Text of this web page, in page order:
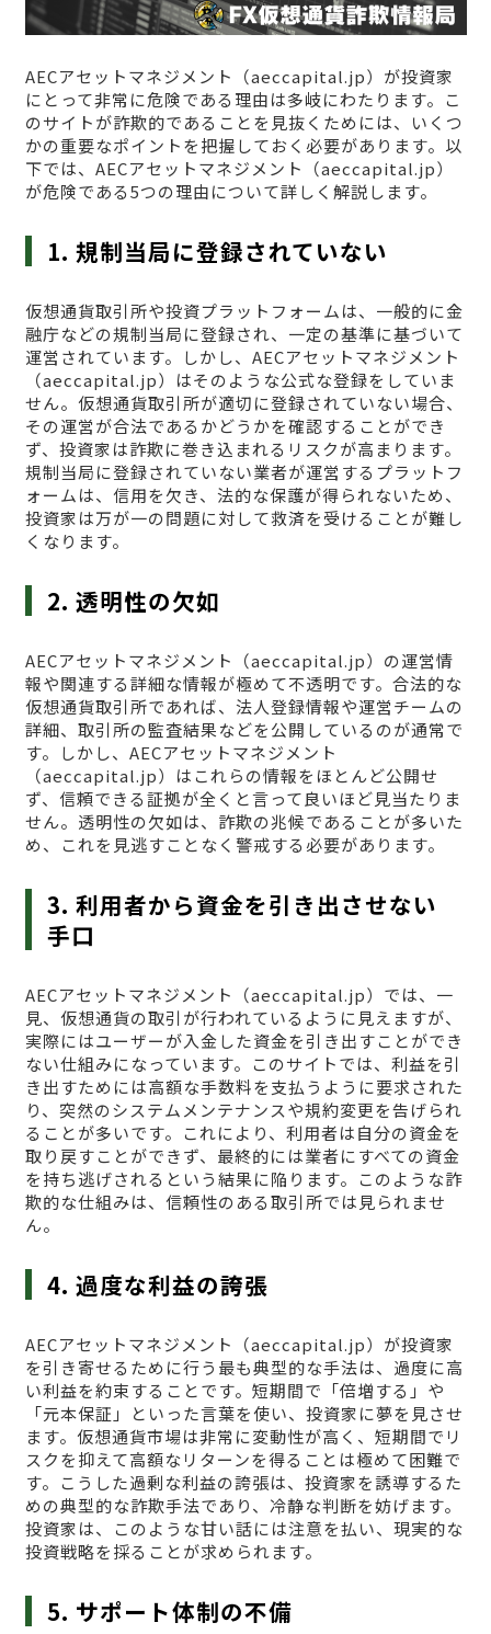
AECアセットマネジメント（aeccapital.jp）が投資家
にとって非常に危険である理由は多岐にわたります。こ
のサイトが詐欺的であることを見抜くためには、いくつ
かの重要なポイントを把握しておく必要があります。以
下では、AECアセットマネジメント（aeccapital.jp）
が危険である5つの理由について詳しく解説します。
1. 規制当局に登録されていない
仮想通貨取引所や投資プラットフォームは、一般的に金
融庁などの規制当局に登録され、一定の基準に基づいて
運営されています。しかし、AECアセットマネジメント
（aeccapital.jp）はそのような公式な登録をしていま
せん。仮想通貨取引所が適切に登録されていない場合、
その運営が合法であるかどうかを確認することができ
ず、投資家は詐欺に巻き込まれるリスクが高まります。
規制当局に登録されていない業者が運営するプラットフ
ォームは、信用を欠き、法的な保護が得られないため、
投資家は万が一の問題に対して救済を受けることが難し
くなります。
2. 透明性の欠如
AECアセットマネジメント（aeccapital.jp）の運営情
報や関連する詳細な情報が極めて不透明です。合法的な
仮想通貨取引所であれば、法人登録情報や運営チームの
詳細、取引所の監査結果などを公開しているのが通常で
す。しかし、AECアセットマネジメント
（aeccapital.jp）はこれらの情報をほとんど公開せ
ず、信頼できる証拠が全くと言って良いほど見当たりま
せん。透明性の欠如は、詐欺の兆候であることが多いた
め、これを見逃すことなく警戒する必要があります。
3. 利用者から資金を引き出させない
手口
AECアセットマネジメント（aeccapital.jp）では、一
見、仮想通貨の取引が行われているように見えますが、
実際にはユーザーが入金した資金を引き出すことができ
ない仕組みになっています。このサイトでは、利益を引
き出すためには高額な手数料を支払うように要求された
り、突然のシステムメンテナンスや規約変更を告げられ
ることが多いです。これにより、利用者は自分の資金を
取り戻すことができず、最終的には業者にすべての資金
を持ち逃げされるという結果に陥ります。このような詐
欺的な仕組みは、信頼性のある取引所では見られませ
ん。
4. 過度な利益の誇張
AECアセットマネジメント（aeccapital.jp）が投資家
を引き寄せるために行う最も典型的な手法は、過度に高
い利益を約束することです。短期間で「倍増する」や
「元本保証」といった言葉を使い、投資家に夢を見させ
ます。仮想通貨市場は非常に変動性が高く、短期間でリ
スクを抑えて高額なリターンを得ることは極めて困難で
す。こうした過剰な利益の誇張は、投資家を誘導するた
めの典型的な詐欺手法であり、冷静な判断を妨げます。
投資家は、このような甘い話には注意を払い、現実的な
投資戦略を採ることが求められます。
5. サポート体制の不備